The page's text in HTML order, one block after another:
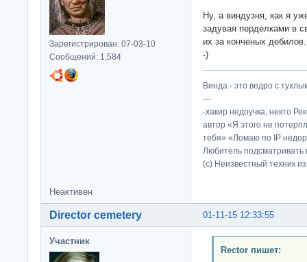
Зарегистрирован: 07-03-10
Сообщений: 1,584
Ну, а виндузня, как я
задувая перделками в
их за конченых
-)
Винда - это ведро с
---
-хакир недоучка, некто
автор «Я этого не
тебя» «Ломаю по IP
Любитель подсматривать
(c) Неизвестный техник
Неактивен
01-11-15 12:33:55
Director cemetery
Участник
Rector пишет: